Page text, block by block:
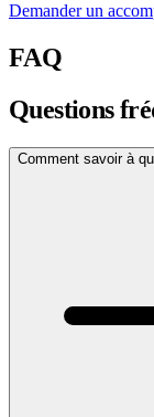
Demander un
FAQ
Questions
Comment savoir à